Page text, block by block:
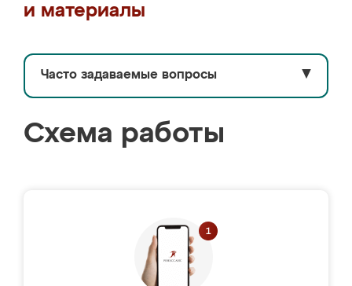
и материалы
Часто задаваемые вопросы ▼
Схема работы